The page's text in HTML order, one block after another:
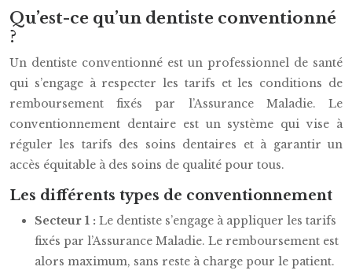
Qu’est-ce qu’un dentiste conventionné
?
Un dentiste conventionné est un professionnel de santé
qui s’engage à respecter les tarifs et les conditions de
remboursement fixés par l’Assurance Maladie. Le
conventionnement dentaire est un système qui vise à
réguler les tarifs des soins dentaires et à garantir un
accès équitable à des soins de qualité pour tous.
Les différents types de conventionnement
Secteur 1 : Le dentiste s’engage à appliquer les tarifs
fixés par l’Assurance Maladie. Le remboursement est
alors maximum, sans reste à charge pour le patient.